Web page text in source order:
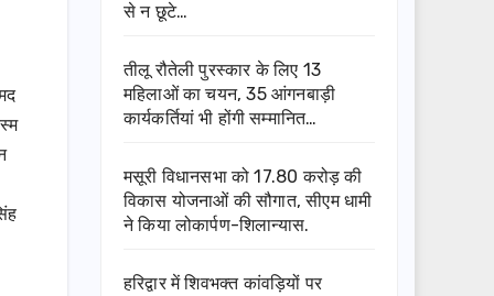
से न छूटे…
तीलू रौतेली पुरस्कार के लिए 13
महिलाओं का चयन, 35 आंगनबाड़ी
कार्यकर्तियां भी होंगी सम्मानित…
मसूरी विधानसभा को 17.80 करोड़ की
विकास योजनाओं की सौगात, सीएम धामी
ने किया लोकार्पण-शिलान्यास.
हरिद्वार में शिवभक्त कांवड़ियों पर